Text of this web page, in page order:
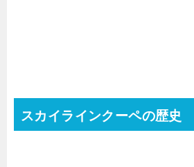
スカイラインクーペの歴史